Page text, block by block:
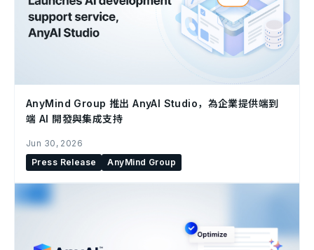
AnyMind Group 推出 AnyAI Studio，為企業提供端到
端 AI 開發與集成支持
Jun 30, 2026
Press Release
AnyMind Group